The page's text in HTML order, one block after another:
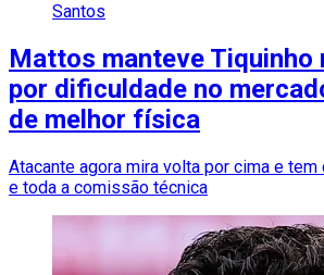
Santos
Mattos manteve Tiquinho
por dificuldade no
de melhor física
Atacante agora mira volta por cima e
e toda a comissão técnica